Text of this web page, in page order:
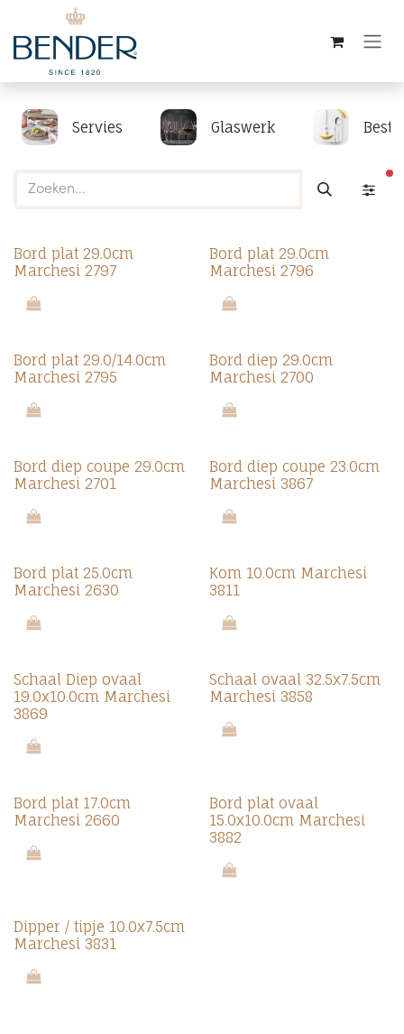
Overslaan naar inhoud
Servies Glaswerk
Bord plat 29.0cm
Marchesi 2797
Bord plat 29.0cm
Marchesi 2796
Bord plat 29.0/14.0cm
Marchesi 2795
Bord diep 29.0cm
Marchesi 2700
Bord diep coupe 29.0cm
Marchesi 2701
Bord diep coupe 23.0cm
Marchesi 3867
Bord plat 25.0cm
Marchesi 2630
Kom 10.0cm Marchesi
3811
Schaal Diep ovaal
19.0x10.0cm Marchesi
3869
Schaal ovaal 32.5x7.5cm
Marchesi 3858
Bord plat 17.0cm
Marchesi 2660
Bord plat ovaal
15.0x10.0cm Marchesi
3882
Dipper / tipje 10.0x7.5cm
Marchesi 3831